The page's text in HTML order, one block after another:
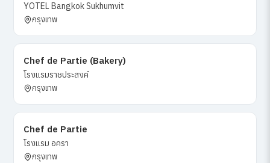
YOTEL Bangkok Sukhumvit
กรุงเทพ
Chef de Partie (Bakery)
โรงแรมราชประสงค์
กรุงเทพ
Chef de Partie
โรงแรม อครา
กรุงเทพ